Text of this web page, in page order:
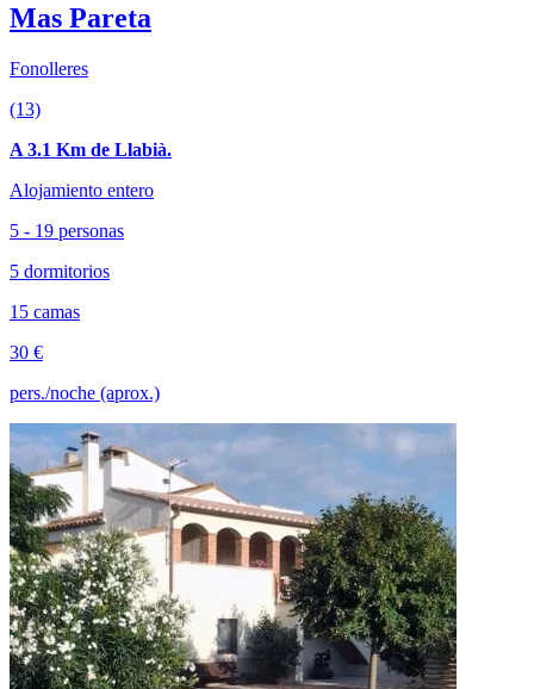
Mas Pareta
Fonolleres
(13)
A 3.1 Km de Llabià.
Alojamiento entero
5 - 19 personas
5 dormitorios
15 camas
30 €
pers./noche (aprox.)